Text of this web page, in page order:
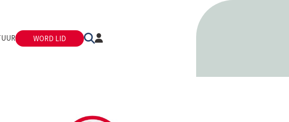
WORD LID